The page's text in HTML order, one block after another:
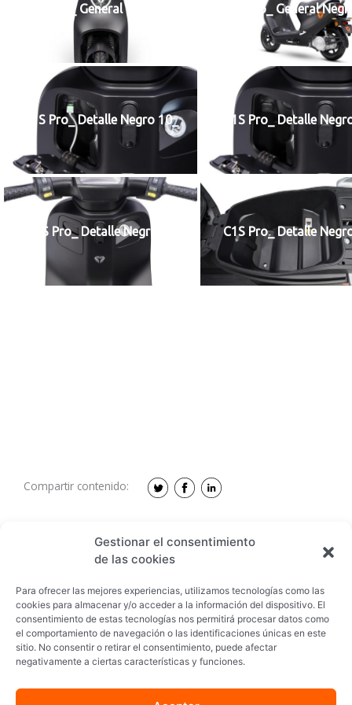
Gestionar el consentimiento
de las cookies
Para ofrecer las mejores experiencias, utilizamos tecnologías como las
cookies para almacenar y/o acceder a la información del dispositivo. El
consentimiento de estas tecnologías nos permitirá procesar datos como
el comportamiento de navegación o las identificaciones únicas en este
sitio. No consentir o retirar el consentimiento, puede afectar
negativamente a ciertas características y funciones.
C1S Pro_ General Negro 1_ C1S Pro_ General
C1S Pro_ Detalle Negro 10_ C1S Pro_ Detalle
C1S Pro_ Detalle Negro 5_ C1S Pro_ Detalle
Compartir contenido:
Descargar